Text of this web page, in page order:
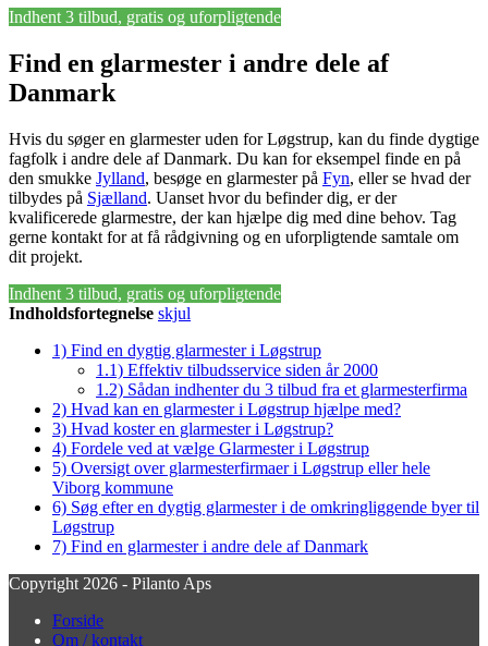
Indhent 3 tilbud, gratis og uforpligtende
Find en glarmester i andre dele af
Danmark
Hvis du søger en glarmester uden for Løgstrup, kan du finde dygtige
fagfolk i andre dele af Danmark. Du kan for eksempel finde en på
den smukke Jylland, besøge en glarmester på Fyn, eller se hvad der
tilbydes på Sjælland. Uanset hvor du befinder dig, er der
kvalificerede glarmestre, der kan hjælpe dig med dine behov. Tag
gerne kontakt for at få rådgivning og en uforpligtende samtale om
dit projekt.
Indhent 3 tilbud, gratis og uforpligtende
Indholdsfortegnelse skjul
1) Find en dygtig glarmester i Løgstrup
1.1) Effektiv tilbudsservice siden år 2000
1.2) Sådan indhenter du 3 tilbud fra et glarmesterfirma
2) Hvad kan en glarmester i Løgstrup hjælpe med?
3) Hvad koster en glarmester i Løgstrup?
4) Fordele ved at vælge Glarmester i Løgstrup
5) Oversigt over glarmesterfirmaer i Løgstrup eller hele
Viborg kommune
6) Søg efter en dygtig glarmester i de omkringliggende byer til
Løgstrup
7) Find en glarmester i andre dele af Danmark
Copyright 2026 - Pilanto Aps
Forside
Om / kontakt